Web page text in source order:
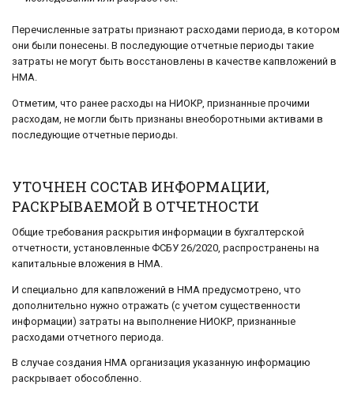
Перечисленные затраты признают расходами периода, в котором
они были понесены. В последующие отчетные периоды такие
затраты не могут быть восстановлены в качестве капвложений в
НМА.
Отметим, что ранее расходы на НИОКР, признанные прочими
расходам, не могли быть признаны внеоборотными активами в
последующие отчетные периоды.
УТОЧНЕН СОСТАВ ИНФОРМАЦИИ,
РАСКРЫВАЕМОЙ В ОТЧЕТНОСТИ
Общие требования раскрытия информации в бухгалтерской
отчетности, установленные ФСБУ 26/2020, распространены на
капитальные вложения в НМА.
И специально для капвложений в НМА предусмотрено, что
дополнительно нужно отражать (с учетом существенности
информации) затраты на выполнение НИОКР, признанные
расходами отчетного периода.
В случае создания НМА организация указанную информацию
раскрывает обособленно.